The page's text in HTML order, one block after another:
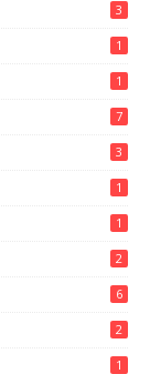
3
1
1
7
3
1
1
2
6
2
1